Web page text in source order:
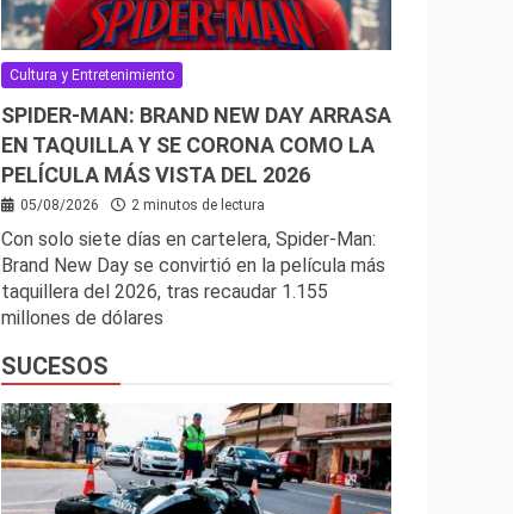
Cultura y Entretenimiento
SPIDER-MAN: BRAND NEW DAY ARRASA
EN TAQUILLA Y SE CORONA COMO LA
PELÍCULA MÁS VISTA DEL 2026
05/08/2026 2 minutos de lectura
Con solo siete días en cartelera, Spider-Man:
Brand New Day se convirtió en la película más
taquillera del 2026, tras recaudar 1.155
millones de dólares
SUCESOS